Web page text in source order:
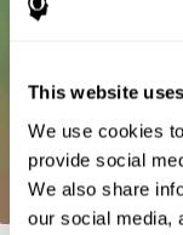
This website
We use cookies
provide social
We also share
our social media,